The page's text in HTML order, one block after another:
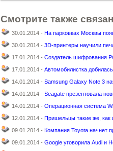
Смотрите также
30.01.2014 - На парковках Москвы
30.01.2014 - 3D-принтеры научили
17.01.2014 - Создатель шифрования
17.01.2014 - Автомобилистка
14.01.2014 - Samsung Galaxy Note 3
14.01.2014 - Seagate презентовала
14.01.2014 - Операционная система
12.01.2014 - Пришельцы такие же, как
09.01.2014 - Компания Toyota начнет
09.01.2014 - Google уговорила Audi и